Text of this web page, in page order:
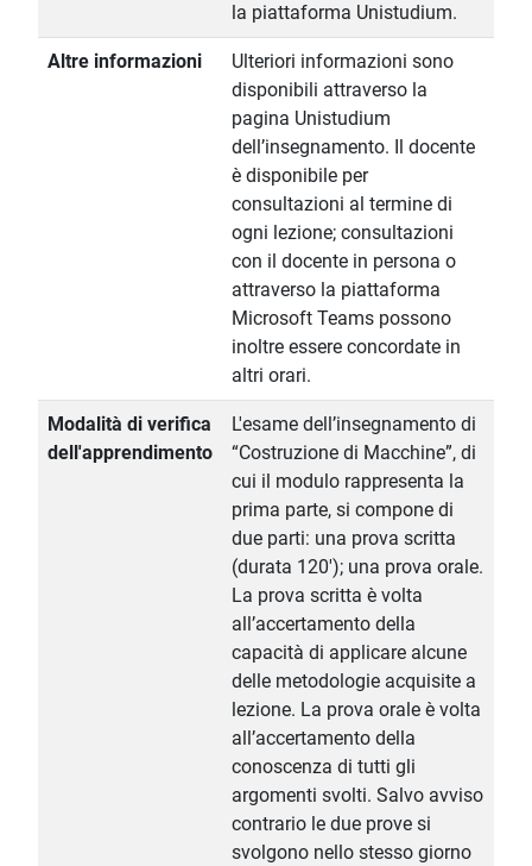
la piattaforma Unistudium.
Altre informazioni
Ulteriori informazioni sono
disponibili attraverso la
pagina Unistudium
dell’insegnamento. Il docente
è disponibile per
consultazioni al termine di
ogni lezione; consultazioni
con il docente in persona o
attraverso la piattaforma
Microsoft Teams possono
inoltre essere concordate in
altri orari.
Modalità di verifica
dell'apprendimento
L'esame dell’insegnamento di
“Costruzione di Macchine”, di
cui il modulo rappresenta la
prima parte, si compone di
due parti: una prova scritta
(durata 120'); una prova orale.
La prova scritta è volta
all’accertamento della
capacità di applicare alcune
delle metodologie acquisite a
lezione. La prova orale è volta
all’accertamento della
conoscenza di tutti gli
argomenti svolti. Salvo avviso
contrario le due prove si
svolgono nello stesso giorno